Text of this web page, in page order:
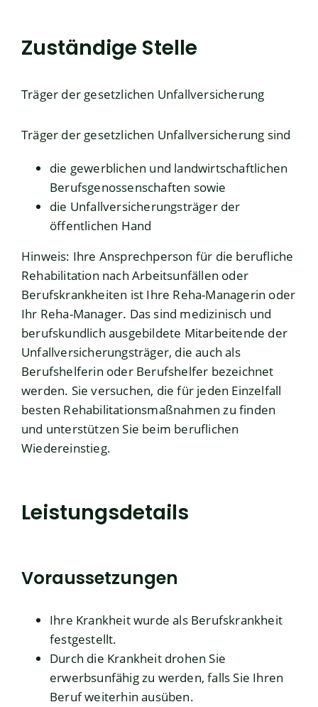
Zuständige Stelle
Träger der gesetzlichen Unfallversicherung
Träger der gesetzlichen Unfallversicherung sind
die gewerblichen und landwirtschaftlichen
Berufsgenossenschaften sowie
die Unfallversicherungsträger der
öffentlichen Hand
Hinweis: Ihre Ansprechperson für die berufliche
Rehabilitation nach Arbeitsunfällen oder
Berufskrankheiten ist Ihre Reha-Managerin oder
Ihr Reha-Manager. Das sind medizinisch und
berufskundlich ausgebildete Mitarbeitende der
Unfallversicherungsträger, die auch als
Berufshelferin oder Berufshelfer bezeichnet
werden. Sie versuchen, die für jeden Einzelfall
besten Rehabilitationsmaßnahmen zu finden
und unterstützen Sie beim beruflichen
Wiedereinstieg.
Leistungsdetails
Voraussetzungen
Ihre Krankheit wurde als Berufskrankheit
festgestellt.
Durch die Krankheit drohen Sie
erwerbsunfähig zu werden, falls Sie Ihren
Beruf weiterhin ausüben.